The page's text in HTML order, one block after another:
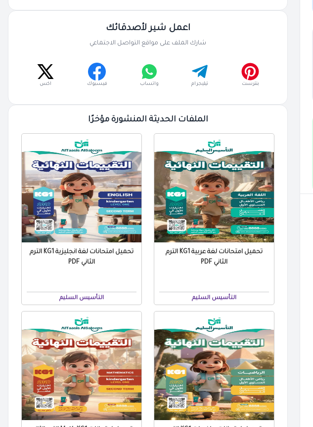
اعمل شير لأصدقائك
شارك الملف على مواقع التواصل الاجتماعي
بنترست تيليجرام واتساب فيسبوك اكس
الملفات الحديثة المنشورة مؤخرًا
تحميل امتحانات لغة عربية KG1 الترم
الثاني PDF
التأسيس السليم
تحميل امتحانات لغة انجليزية KG1 الترم
الثاني PDF
التأسيس السليم